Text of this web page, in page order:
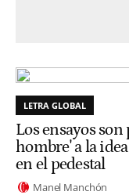
LETRA GLOBAL
Los ensayos
hombre' a la
en el pedestal
Manel Manchón